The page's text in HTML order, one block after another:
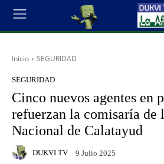
Inicio SEGURIDAD
SEGURIDAD
Cinco nuevos agentes en
refuerzan la comisaría de
Nacional de Calatayud
DUKVI TV 9 Julio 2025